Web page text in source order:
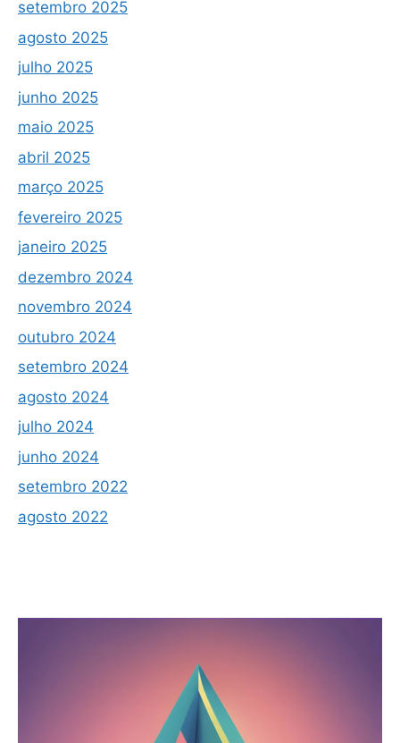
setembro 2025
agosto 2025
julho 2025
junho 2025
maio 2025
abril 2025
março 2025
fevereiro 2025
janeiro 2025
dezembro 2024
novembro 2024
outubro 2024
setembro 2024
agosto 2024
julho 2024
junho 2024
setembro 2022
agosto 2022